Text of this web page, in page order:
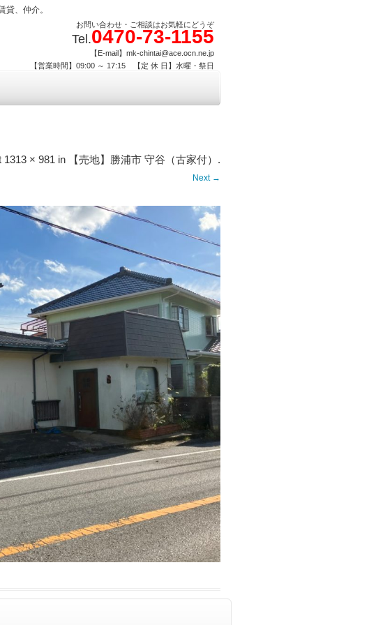
、仲介。
お問い合わせ・ご相談はお気軽にどうぞ
Tel.0470-73-1155
【E-mail】mk-chintai@ace.ocn.ne.jp
【営業時間】09:00 ～ 17:15 【定 休 日】水曜・祭日
1313 × 981 in 【売地】勝浦市 守谷（古家付） .
Next →